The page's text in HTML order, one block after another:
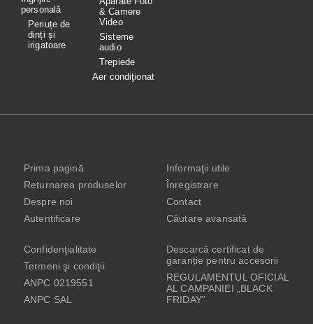
personală
Periuțe de
dinți și
irigatoare
& Camere
Video
Sisteme
audio
Trepiede
Aer condiţionat
Prima pagină
Returnarea produselor
Despre noi
Autentificare
Informaţii utile
Înregistrare
Contact
Căutare avansată
Confidenţialitate
Termeni şi condiţii
ANPC 0219551
ANPC SAL
Descarcă certificat de
garanție pentru accesorii
REGULAMENTUL OFICIAL
AL CAMPANIEI „BLACK
FRIDAY”